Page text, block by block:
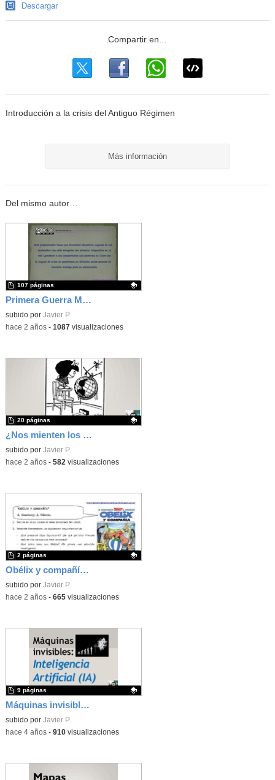
Descargar
Introducción a la crisis del Antiguo Régimen
Más información
Del mismo autor…
Primera Guerra Mundial
Contenido educativo.
subido por Javier P.
107 páginas
-hace 2 años- 1087visualizaciones
¿Nos mienten los mapas?
Contenido educativo.
subido por Javier P.
20 páginas
-hace 2 años- 582 visualizaciones
Obélix y compañía (Guía de lectura)
Contenido educativo.
subido por Javier P.
2 páginas
-hace 2 años- 665visualizaciones
Máquinas invisibles, un acercamiento a la IA
Contenido educativo.
subido por Javier P.
9 páginas
-hace 4 años- 910visualizaciones